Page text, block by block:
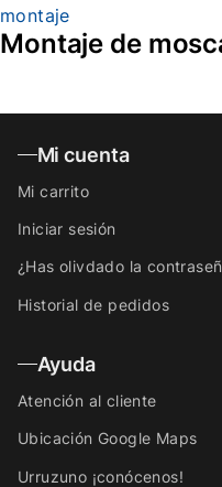
montaje
Montaje de
Mi cuenta
Mi carrito
Iniciar sesión
¿Has olivdado la
Historial de pedidos
Ayuda
Atención al cliente
Ubicación Google Maps
Urruzuno ¡conócenos!